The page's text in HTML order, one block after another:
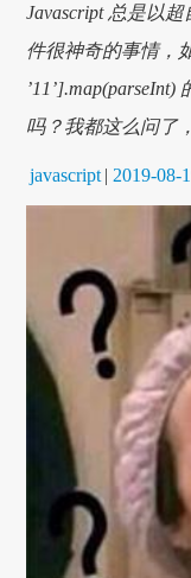
Javascript 总是以
件很神奇的事情，
吗？我都这么问了
javascript | 2019-08-